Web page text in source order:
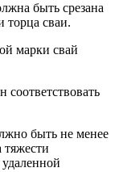
быть срезана
торца сваи.
марки свай
быть не менее
тяжести